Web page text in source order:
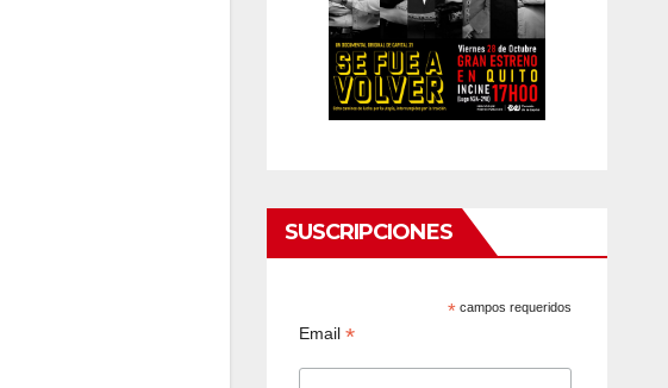
SUSCRIPCIONES
* campos requeridos
Email *